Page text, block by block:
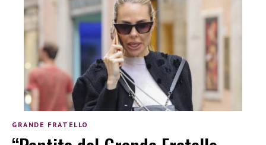
GRANDE FRATELLO